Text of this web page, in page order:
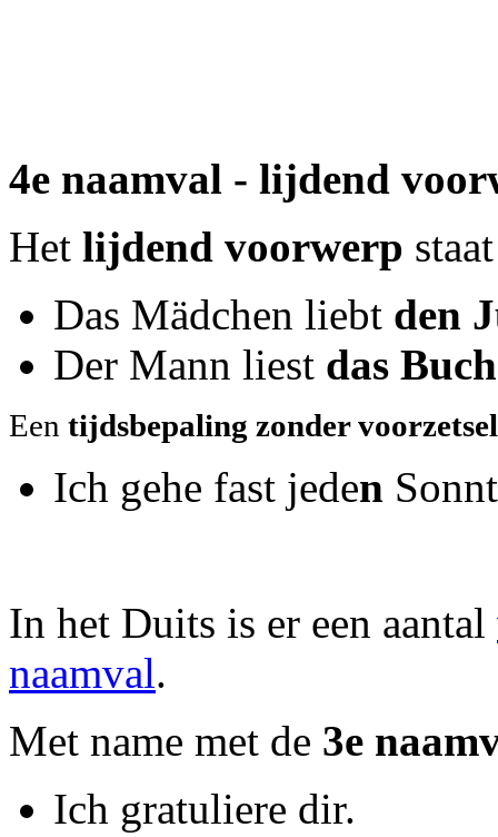
4e naamval - lijdend
Het lijdend voorwerp
Das Mädchen liebt den
Der Mann liest das
Een tijdsbepaling zonder voorzetsel
Ich gehe fast jeden
In het Duits is er een aantal
naamval.
Met name met de 3e
Ich gratuliere dir.